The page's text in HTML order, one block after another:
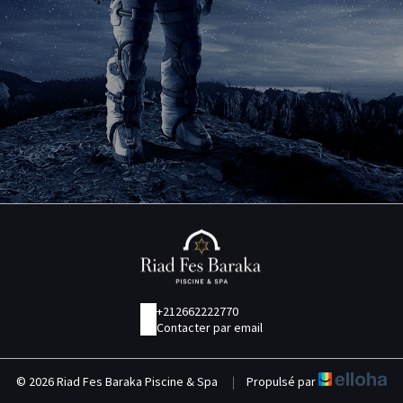
+212662222770
Contacter par email
© 2026 Riad Fes Baraka Piscine & Spa | Propulsé par